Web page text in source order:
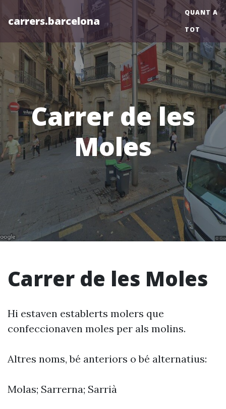
carrers.barcelona
QUANT A
TOT
Carrer de les
Moles
Carrer de les Moles
Hi estaven establerts molers que
confeccionaven moles per als molins.
Altres noms, bé anteriors o bé alternatius:
Molas; Sarrerna; Sarrià